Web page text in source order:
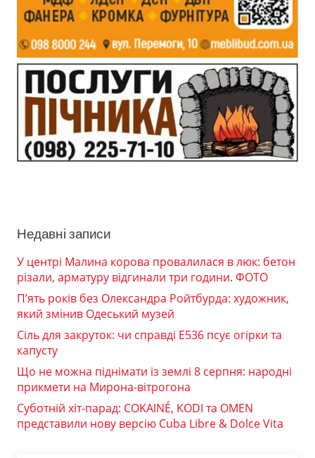
Недавні записи
У центрі Малина корова провалилася в люк: бетон
різали, арматуру відгинали три години. ФОТО
П’ять років без Олександра Ройтбурда: художник,
який змінив Одеський музей
Сіль для закруток: чи справді Е536 псує огірки та
капусту
Що не можна піднімати із землі 8 серпня: народні
прикмети на Мирона-вітрогона
Суботній хіт-парад: COKAINÉ, KODI та OMEN
представили нову версію Cuba Libre & Dolce Vita